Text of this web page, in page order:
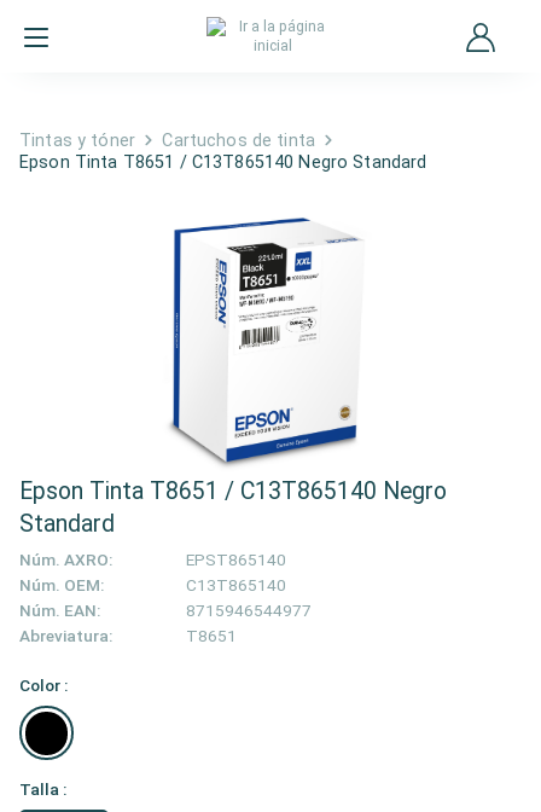
Tintas y tóner
Cartuchos de tinta
Epson Tinta T8651 / C13T865140 Negro Standard
Epson Tinta T8651 / C13T865140 Negro
Standard
Núm. AXRO:
EPST865140
Núm. OEM:
C13T865140
Núm. EAN:
8715946544977
Abreviatura:
T8651
Color :
Talla :